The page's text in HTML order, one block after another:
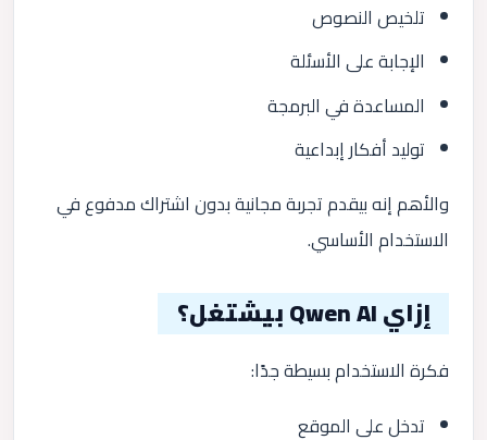
تلخيص النصوص
الإجابة على الأسئلة
المساعدة في البرمجة
توليد أفكار إبداعية
والأهم إنه بيقدم تجربة مجانية بدون اشتراك مدفوع في
الاستخدام الأساسي.
إزاي Qwen AI بيشتغل؟
فكرة الاستخدام بسيطة جدًا:
تدخل على الموقع